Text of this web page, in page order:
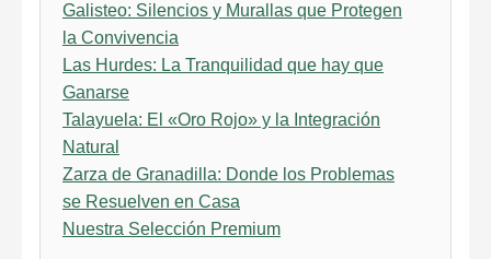
Galisteo: Silencios y Murallas que Protegen
la Convivencia
Las Hurdes: La Tranquilidad que hay que
Ganarse
Talayuela: El «Oro Rojo» y la Integración
Natural
Zarza de Granadilla: Donde los Problemas
se Resuelven en Casa
Nuestra Selección Premium